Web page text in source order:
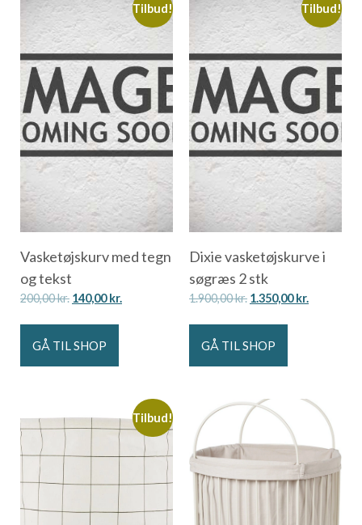
Tilbud!
Vasketøjskurv med tegn
og tekst
200,00kr. 140,00kr.
GÅ TIL SHOP
Tilbud!
Dixie vasketøjskurve i
søgræs 2 stk
1.900,00kr. 1.350,00kr.
GÅ TIL SHOP
Tilbud!